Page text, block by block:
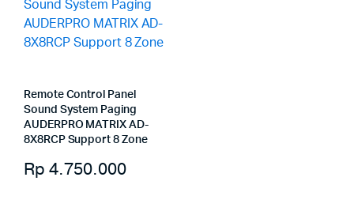
Remote Control Panel
Sound System Paging
AUDERPRO MATRIX AD-
8X8RCP Support 8 Zone
Rp 4.750.000